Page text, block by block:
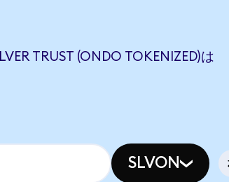
TRUST (ONDO TOKENIZED)は
SLVON